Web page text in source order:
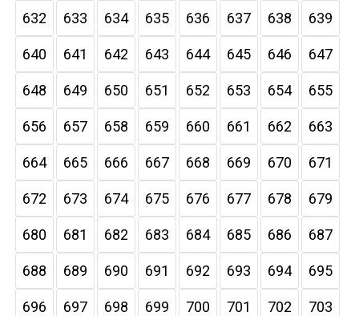
632 633 634 635 636 637 638 639
640 641 642 643 644 645 646 647
648 649 650 651 652 653 654 655
656 657 658 659 660 661 662 663
664 665 666 667 668 669 670 671
672 673 674 675 676 677 678 679
680 681 682 683 684 685 686 687
688 689 690 691 692 693 694 695
696 697 698 699 700 701 702 703